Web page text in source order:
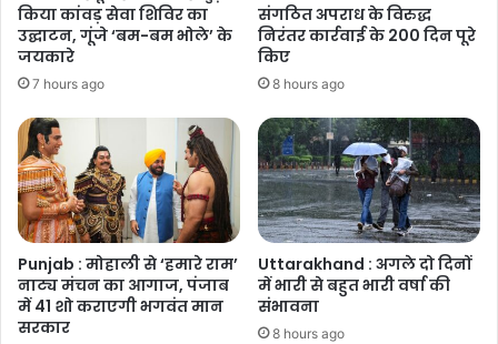
किया कांवड़ सेवा शिविर का
उद्घाटन, गूंजे ‘बम-बम भोले’ के
जयकारे
7 hours ago
संगठित अपराध के विरुद्ध
निरंतर कार्रवाई के 200 दिन पूरे
किए
8 hours ago
Punjab : मोहाली से ‘हमारे राम’
नाट्य मंचन का आगाज, पंजाब
में 41 शो कराएगी भगवंत मान
सरकार
Uttarakhand : अगले दो दिनों
में भारी से बहुत भारी वर्षा की
संभावना
8 hours ago